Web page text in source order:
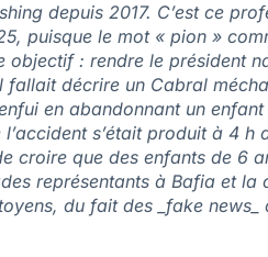
depuis 2017. C’est ce
puisque le mot « pion »
objectif : rendre le président
fallait décrire un Cabral
en abandonnant un
s’était produit à 4 h
croire que des enfants de 6
représentants à Bafia et la
du fait des _fake news_